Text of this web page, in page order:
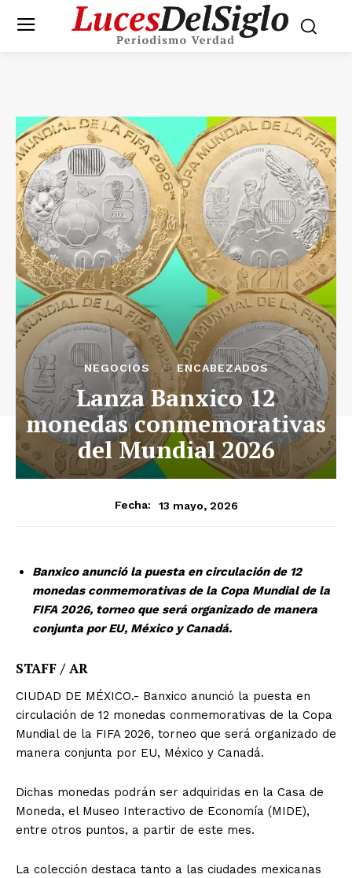
NEGOCIOS ENCABEZADOS
Lanza Banxico 12
monedas conmemorativas
del Mundial 2026
Fecha: 13 mayo, 2026
Banxico anunció la puesta en circulación de 12
monedas conmemorativas de la Copa Mundial de la
FIFA 2026, torneo que será organizado de manera
conjunta por EU, México y Canadá.
STAFF / AR
CIUDAD DE MÉXICO.- Banxico anunció la puesta en
circulación de 12 monedas conmemorativas de la Copa
Mundial de la FIFA 2026, torneo que será organizado de
manera conjunta por EU, México y Canadá.
Dichas monedas podrán ser adquiridas en la Casa de
Moneda, el Museo Interactivo de Economía (MIDE),
entre otros puntos, a partir de este mes.
La colección destaca tanto a las ciudades mexicanas